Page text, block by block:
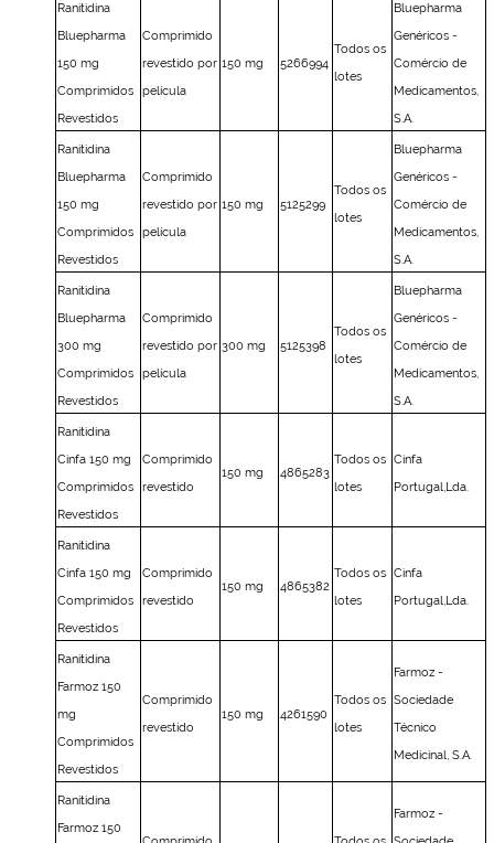
Ranitidina
Bluepharma
150 mg
Comprimidos
Revestidos
Comprimido
revestido por
película
150 mg 5266994
Todos os
lotes
Bluepharma
Genéricos -
Comércio de
Medicamentos,
S.A.
Ranitidina
Bluepharma
150 mg
Comprimidos
Revestidos
Comprimido
revestido por
película
150 mg 5125299
Todos os
lotes
Bluepharma
Genéricos -
Comércio de
Medicamentos,
S.A.
Ranitidina
Bluepharma
300 mg
Comprimidos
Revestidos
Comprimido
revestido por
película
300 mg 5125398
Todos os
lotes
Bluepharma
Genéricos -
Comércio de
Medicamentos,
S.A.
Ranitidina
Cinfa 150 mg
Comprimidos
Revestidos
Comprimido
revestido
150 mg 4865283
Todos os
lotes
Cinfa
Portugal,Lda.
Ranitidina
Cinfa 150 mg
Comprimidos
Revestidos
Comprimido
revestido
150 mg 4865382
Todos os
lotes
Cinfa
Portugal,Lda.
Ranitidina
Farmoz 150
mg
Comprimidos
Revestidos
Comprimido
revestido
150 mg 4261590
Todos os
lotes
Farmoz -
Sociedade
Técnico
Medicinal, S.A.
Ranitidina
Farmoz 150
Farmoz -